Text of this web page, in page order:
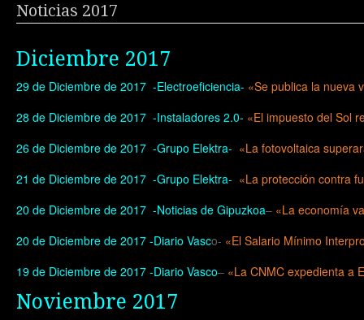
Noticias 2017
Diciembre 2017
29 de Diciembre de 2017 -Electroeficiencia- «Se publica la nueva
28 de Diciembre de 2017 -Instaladores 2.0- «El impuesto del Sol
26 de Diciembre de 2017 -Grupo Elektra- «La fotovoltaica
21 de Diciembre de 2017 -Grupo Elektra- «La protección contra
20 de Diciembre de 2017 -Noticias de Gipuzkoa– «La economía
20 de Diciembre de 2017 -Diario Vasco- «El Salario Mínimo
19 de Diciembre de 2017 -Diario Vasco– «La CNMC expedienta a
Noviembre 2017